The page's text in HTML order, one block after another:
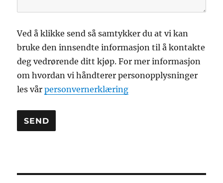
Ved å klikke send så samtykker du at vi kan
bruke den innsendte informasjon til å kontakte
deg vedrørende ditt kjøp. For mer informasjon
om hvordan vi håndterer personopplysninger
les vårpersonvernerklæring